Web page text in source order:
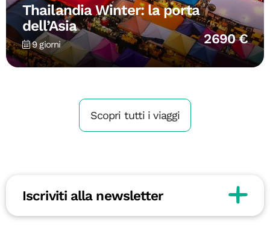
Thailandia Winter: la porta
dell’Asia
9 giorni 2690 €
Scopri tutti i viaggi
Iscriviti alla newsletter